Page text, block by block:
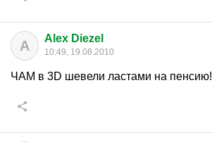
A Alex Diezel
10:49, 19.08.2010
ЧАМ в 3D шевели ластами на пенсию!